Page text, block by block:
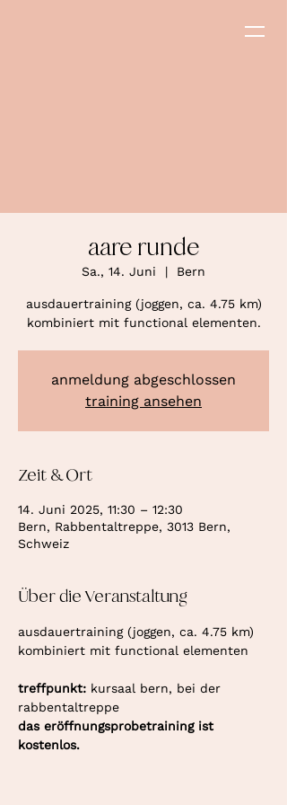
aare runde
Sa., 14. Juni
  |
Bern
ausdauertraining (joggen, ca. 4.75 km)
kombiniert mit functional elementen.
anmeldung abgeschlossen
training ansehen
Zeit & Ort
14. Juni 2025, 11:30 – 12:30
Bern, Rabbentaltreppe, 3013 Bern,
Schweiz
Über die Veranstaltung
ausdauertraining (joggen, ca. 4.75 km)
kombiniert mit functional elementen
treffpunkt: kursaal bern, bei der
rabbentaltreppe
das eröffnungsprobetraining ist
kostenlos.